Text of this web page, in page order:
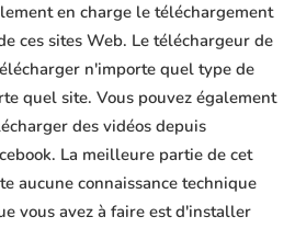
en charge le téléchargement
ces sites Web. Le téléchargeur de
n'importe quel type de
quel site. Vous pouvez également
des vidéos depuis
La meilleure partie de cet
aucune connaissance technique
vous avez à faire est d'installer